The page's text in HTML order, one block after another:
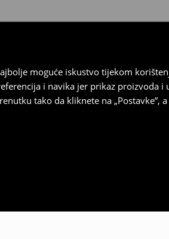
moguće iskustvo tijekom
i navika jer prikaz proizvoda
tako da kliknete na „Postavke”,